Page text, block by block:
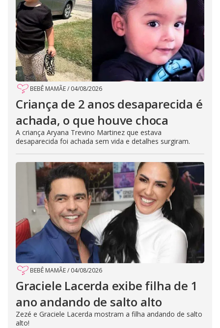
BEBÊ MAMÃE/ 04/08/2026
Criança de 2 anos desaparecida é
achada, o que houve choca
A criança Aryana Trevino Martinez que estava
desaparecida foi achada sem vida e detalhes surgiram.
BEBÊ MAMÃE/ 04/08/2026
Graciele Lacerda exibe filha de 1
ano andando de salto alto
Zezé e Graciele Lacerda mostram a filha andando de salto
alto!